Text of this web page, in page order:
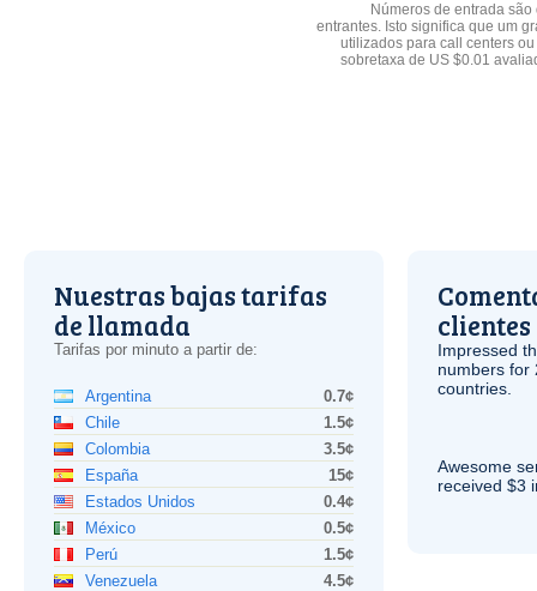
Números de entrada
entrantes. Isto significa que um
utilizados para call centers
sobretaxa de US $0.01
Nuestras bajas tarifas
de llamada
Tarifas por minuto a partir de:
Argentina
0.7¢
Chile
1.5¢
Colombia
3.5¢
España
15¢
Estados Unidos
0.4¢
México
0.5¢
Perú
1.5¢
Venezuela
4.5¢
clientes
Impressed
numbers for
countries.
Awesome
received $3